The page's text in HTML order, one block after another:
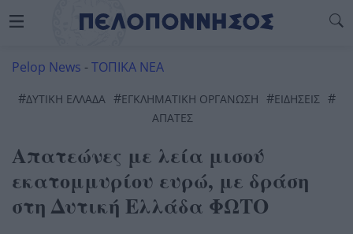
Pelop News -ΤΟΠΙΚΑ ΝΕΑ
#ΔΥΤΙΚΉ ΕΛΛΆΔΑ #ΕΓΚΛΗΜΑΤΙΚΉ ΟΡΓΆΝΩΣΗ #ΕΙΔΗΣΕΙΣ #
ΑΠΑΤΕΣ
Απατεώνες με λεία μισού
εκατομμυρίου ευρώ, με δράση
στη Δυτική Ελλάδα ΦΩΤΟ